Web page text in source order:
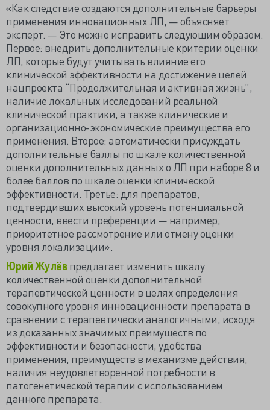
«Как следствие создаются дополнительные барьеры
применения инновационных ЛП, — объясняет
эксперт. — Это можно исправить следующим образом.
Первое: внедрить дополнительные критерии оценки
ЛП, которые будут учитывать влияние его
клинической эффективности на достижение целей
нацпроекта “Продолжительная и активная жизнь”,
наличие локальных исследований реальной
клинической практики, а также клинические и
организационно-экономические преимущества его
применения. Второе: автоматически присуждать
дополнительные баллы по шкале количественной
оценки дополнительных данных о ЛП при наборе 8 и
более баллов по шкале оценки клинической
эффективности. Третье: для препаратов,
подтвердивших высокий уровень потенциальной
ценности, ввести преференции — например,
приоритетное рассмотрение или отмену оценки
уровня локализации».
Юрий Жулёв предлагает изменить шкалу
количественной оценки дополнительной
терапевтической ценности в целях определения
совокупного уровня инновационности препарата в
сравнении с терапевтически аналогичными, исходя
из доказанных значимых преимуществ по
эффективности и безопасности, удобства
применения, преимуществ в механизме действия,
наличия неудовлетворенной потребности в
патогенетической терапии с использованием
данного препарата.